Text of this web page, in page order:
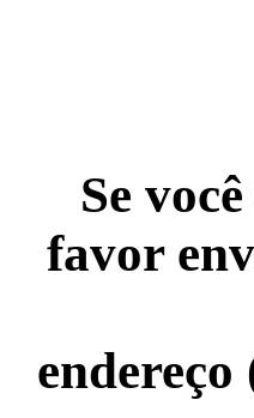
Se
favor
endereço